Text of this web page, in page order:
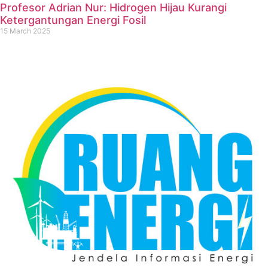
Profesor Adrian Nur: Hidrogen Hijau Kurangi
Ketergantungan Energi Fosil
15 March 2025